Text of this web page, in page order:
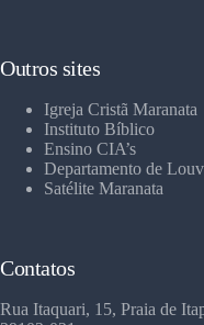
Outros sites
Igreja Cristã Maranata
Instituto Bíblico
Ensino CIA’s
Departamento de
Satélite Maranata
Contatos
Rua Itaquari, 15, Praia de